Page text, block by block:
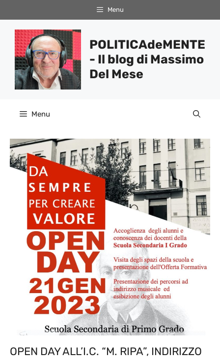
al
contenuto
Menu
POLITICAdeMENTE
- Il blog di Massimo
Del Mese
Menu
OPEN DAY ALL’I.C. “M. RIPA”, INDIRIZZO